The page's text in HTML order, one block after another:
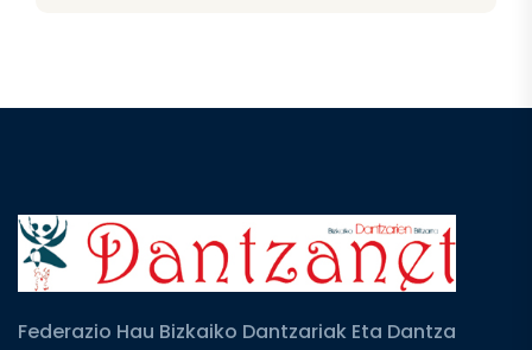
Federazio Hau Bizkaiko Dantzariak Eta Dantza